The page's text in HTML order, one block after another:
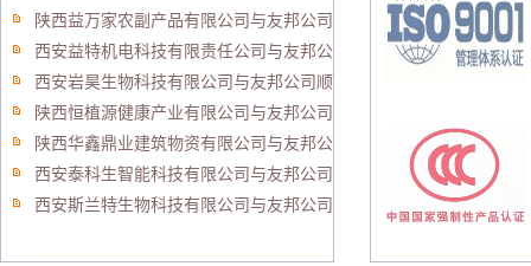
陕西益万家农副产品有限公司与友邦公司顺利签约..
西安益特机电科技有限责任公司与友邦公司顺利签约..
西安岩昊生物科技有限公司与友邦公司顺利签约..
陕西恒植源健康产业有限公司与友邦公司顺利签约..
陕西华鑫鼎业建筑物资有限公司与友邦公司顺利签约..
西安泰科生智能科技有限公司与友邦公司顺利签约..
西安斯兰特生物科技有限公司与友邦公司顺利签约..